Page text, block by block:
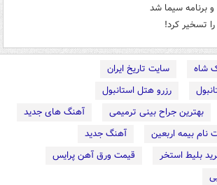
برنامه سیما شد
تسخیر کرد!
شاه
سایت تاریخ ایران
رزرو هتل استانبول
بهترین جراح بینی ترمیمی
آهنگ های جدید
نام بیمه اربعین
آهنگ جدید
بلیط استخر
قیمت ورق آهن پرایس